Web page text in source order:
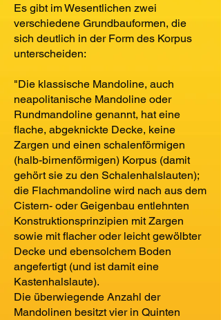
Es gibt im Wesentlichen zwei
verschiedene Grundbauformen, die
sich deutlich in der Form des Korpus
unterscheiden:
"Die klassische Mandoline, auch
neapolitanische Mandoline oder
Rundmandoline genannt, hat eine
flache, abgeknickte Decke, keine
Zargen und einen schalenförmigen
(halb-birnenförmigen) Korpus (damit
gehört sie zu den Schalenhalslauten);
die Flachmandoline wird nach aus dem
Cistern- oder Geigenbau entlehnten
Konstruktionsprinzipien mit Zargen
sowie mit flacher oder leicht gewölbter
Decke und ebensolchem Boden
angefertigt (und ist damit eine
Kastenhalslaute).
Die überwiegende Anzahl der
Mandolinen besitzt vier in Quinten